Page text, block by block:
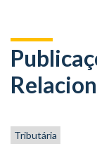
Tributária